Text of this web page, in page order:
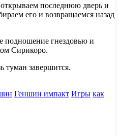
последнюю дверь и
его и возвращаемся назад
подношение гнездовью и
Сирикоро.
туман завершится.
Геншин импакт Игры как